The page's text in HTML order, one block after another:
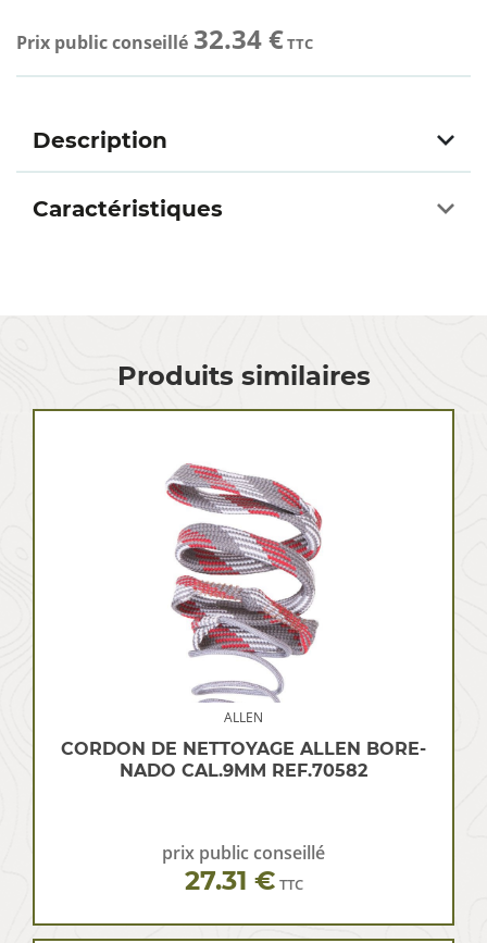
Prix public conseillé 32.34 €TTC
Description
Caractéristiques
Produits similaires
ALLEN
CORDON DE NETTOYAGE ALLEN BORE-
NADO CAL.9MM REF.70582
prix public conseillé
27.31 € TTC